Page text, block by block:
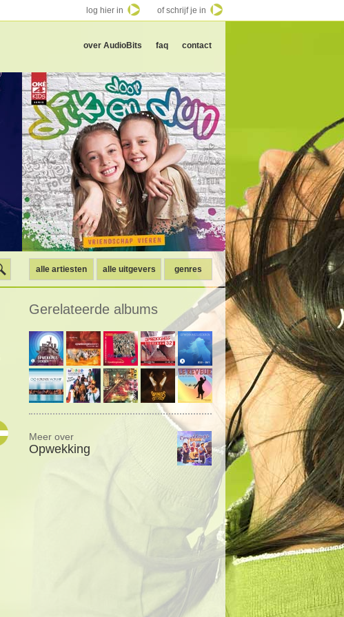
over AudioBits faq contact
alle artiesten alle uitgevers genres
Gerelateerde albums
Meer over
Opwekking
log hier in of schrijf je in